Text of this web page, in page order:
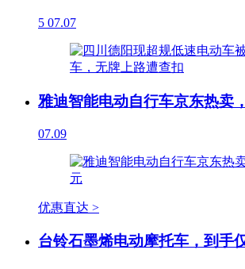
5 07.07
雅迪智能电动自行车京东热卖
07.09
优惠直达 >
台铃石墨烯电动摩托车，到手